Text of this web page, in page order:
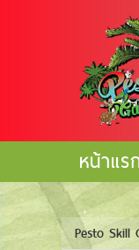
หน้าแร
Pesto Skill